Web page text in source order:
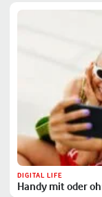
DIGITAL LIFE
Handy mit oder